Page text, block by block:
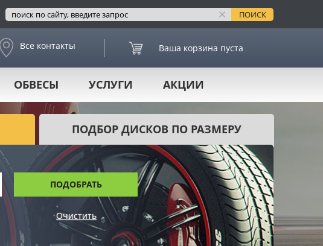
Все контакты Ваша корзина пуста
ОБВЕСЫ УСЛУГИ АКЦИИ
ПОДБОР ДИСКОВ ПО РАЗМЕРУ
ПОДОБРАТЬ